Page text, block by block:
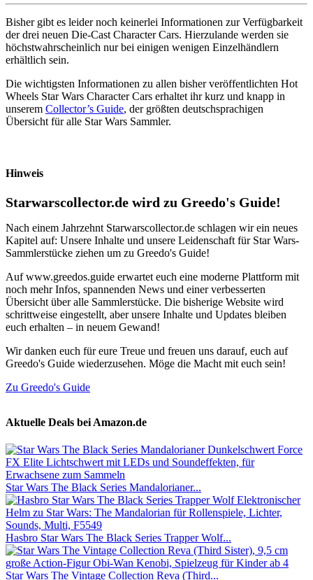
Bisher gibt es leider noch keinerlei Informationen zur Verfügbarkeit
der drei neuen Die-Cast Character Cars. Hierzulande werden sie
höchstwahrscheinlich nur bei einigen wenigen Einzelhändlern
erhältlich sein.
Die wichtigsten Informationen zu allen bisher veröffentlichten Hot
Wheels Star Wars Character Cars erhaltet ihr kurz und knapp in
unserem Collector’s Guide, der größten deutschsprachigen
Übersicht für alle Star Wars Sammler.
Hinweis
Starwarscollector.de wird zu Greedo's Guide!
Nach einem Jahrzehnt Starwarscollector.de schlagen wir ein neues
Kapitel auf: Unsere Inhalte und unsere Leidenschaft für Star Wars-
Sammlerstücke ziehen um zu Greedo's Guide!
Auf www.greedos.guide erwartet euch eine moderne Plattform mit
noch mehr Infos, spannenden News und einer verbesserten
Übersicht über alle Sammlerstücke. Die bisherige Website wird
schrittweise eingestellt, aber unsere Inhalte und Updates bleiben
euch erhalten – in neuem Gewand!
Wir danken euch für eure Treue und freuen uns darauf, euch auf
Greedo's Guide wiederzusehen. Möge die Macht mit euch sein!
Zu Greedo's Guide
Aktuelle Deals bei Amazon.de
Star Wars The Black Series Mandalorianer...
Hasbro Star Wars The Black Series Trapper Wolf...
Star Wars The Vintage Collection Reva (Third...